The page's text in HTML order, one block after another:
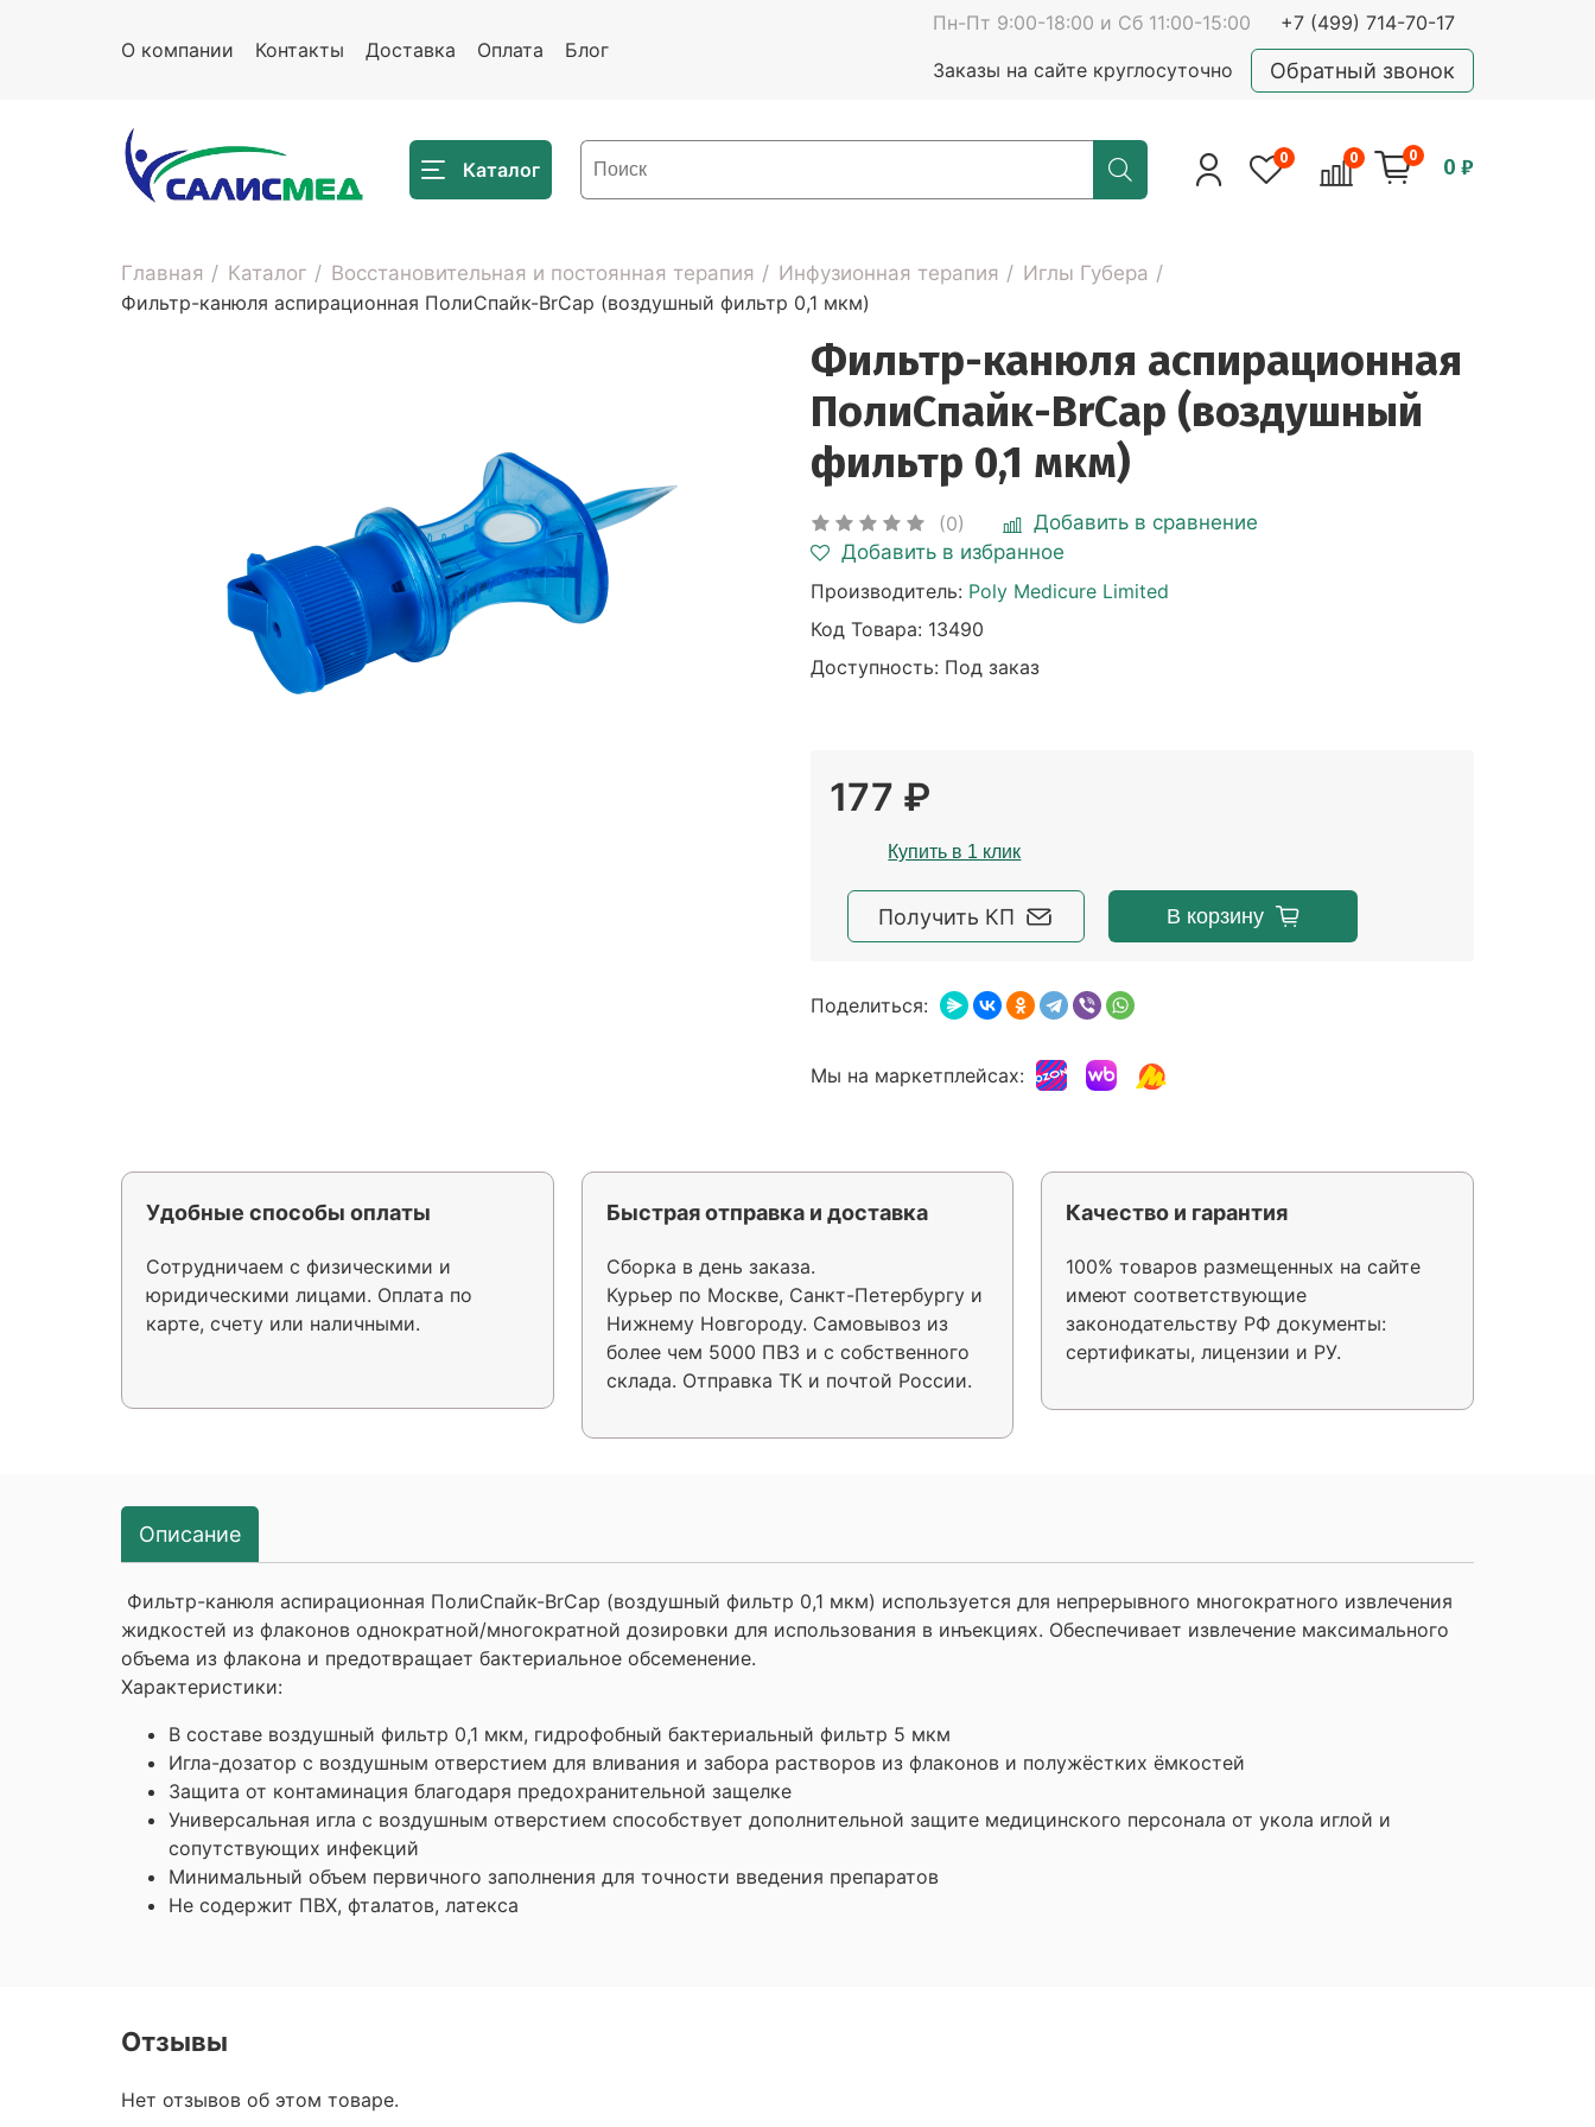
О компании Контакты Доставка Оплата Блог
Пн-Пт 9:00-18:00 и Сб 11:00-15:00 +7 (499) 714-70-17
Заказы на сайте круглосуточно Обратный звонок
Каталог 0 0 0 0 ₽
Главная Каталог Восстановительная и постоянная терапия Инфузионная терапия
Иглы Губера
Фильтр-канюля аспирационная ПолиСпайк-BrСap (воздушный фильтр 0,1 мкм)
Фильтр-канюля аспирационная
ПолиСпайк-BrСap (воздушный
фильтр 0,1 мкм)
(0)
Добавить в сравнение
Добавить в избранное
Производитель: Poly Medicure Limited
Код Товара: 13490
Доступность: Под заказ
177 ₽
Купить в 1 клик
Получить КП В корзину
Поделиться:
Мы на маркетплейсах:
Удобные способы оплаты
Сотрудничаем с физическими и
юридическими лицами. Оплата по
карте, счету или наличными.
Быстрая отправка и доставка
Сборка в день заказа.
Курьер по Москве, Санкт-Петербургу и
Нижнему Новгороду. Самовывоз из
более чем 5000 ПВЗ и с собственного
склада. Отправка ТК и почтой России.
Качество и гарантия
100% товаров размещенных на сайте
имеют соответствующие
законодательству РФ документы:
сертификаты, лицензии и РУ.
Описание
Фильтр-канюля аспирационная ПолиСпайк-BrСap (воздушный фильтр 0,1 мкм) используется для непрерывного многократного извлечения
жидкостей из флаконов однократной/многократной дозировки для использования в инъекциях. Обеспечивает извлечение максимального
объема из флакона и предотвращает бактериальное обсеменение.
Характеристики:
В составе воздушный фильтр 0,1 мкм, гидрофобный бактериальный фильтр 5 мкм
Игла-дозатор с воздушным отверстием для вливания и забора растворов из флаконов и полужёстких ёмкостей
Защита от контаминация благодаря предохранительной защелке
Универсальная игла с воздушным отверстием способствует дополнительной защите медицинского персонала от укола иглой и
сопутствующих инфекций
Минимальный объем первичного заполнения для точности введения препаратов
Не содержит ПВХ, фталатов, латекса
Отзывы
Нет отзывов об этом товаре.